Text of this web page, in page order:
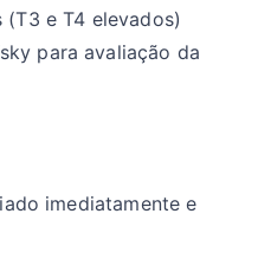
e T4 elevados)
para avaliação da
imediatamente e